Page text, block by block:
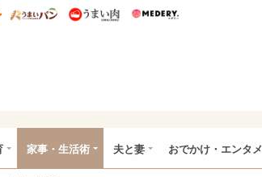
ニー特集
うまいめし うまいパン うまい肉
家事・生活術 夫と妻 おでかけ・エンタメ